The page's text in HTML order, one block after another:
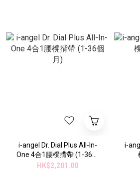
i-angel Dr. Dial Plus All-In-
One 4合1腰櫈揹帶 (1-36個
月)
HK$2,201.00
i-